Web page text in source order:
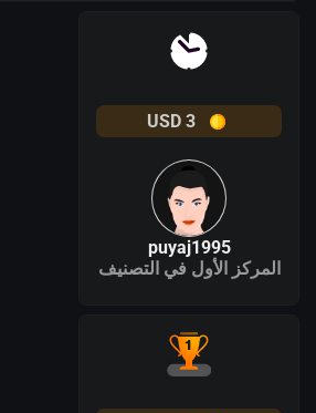
3
USD
puyaj1995
المركز الأول في التصنيف